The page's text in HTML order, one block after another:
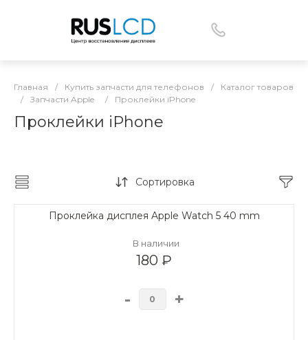
Главная / Купить запчасти для телефонов /
Каталог товаров
/
Запчасти Apple / Проклейки iPhone
Проклейки iPhone
Сортировка
Проклейка дисплея Apple Watch 5 40 mm
В наличии
180 ₽
- +